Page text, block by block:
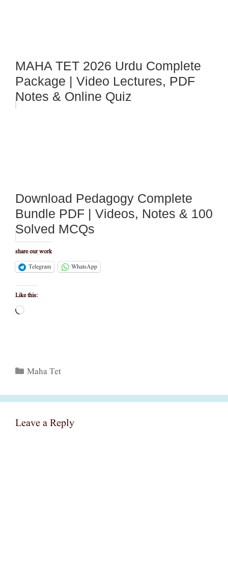
MAHA TET 2026 Urdu Complete
Package | Video Lectures, PDF
Notes & Online Quiz
Download Pedagogy Complete
Bundle PDF | Videos, Notes & 100
Solved MCQs
share our work
Telegram
WhatsApp
Like this:
Loading…
Categories
Maha Tet
Leave a Reply